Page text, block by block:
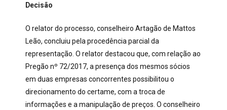
Decisão
O relator do processo, conselheiro Artagão de Mattos
Leão, concluiu pela procedência parcial da
representação. O relator destacou que, com relação ao
Pregão nº 72/2017, a presença dos mesmos sócios
em duas empresas concorrentes possibilitou o
direcionamento do certame, com a troca de
informações e a manipulação de preços. O conselheiro